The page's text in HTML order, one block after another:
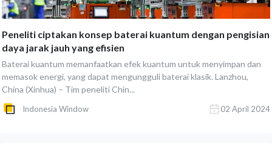
Peneliti ciptakan konsep baterai kuantum dengan pengisian
daya jarak jauh yang efisien
Baterai kuantum memanfaatkan efek kuantum untuk menyimpan dan
memasok energi, yang dapat mengungguli baterai klasik. Lanzhou,
China (Xinhua) – Tim peneliti Chin...
Indonesia Window 02 April 2024